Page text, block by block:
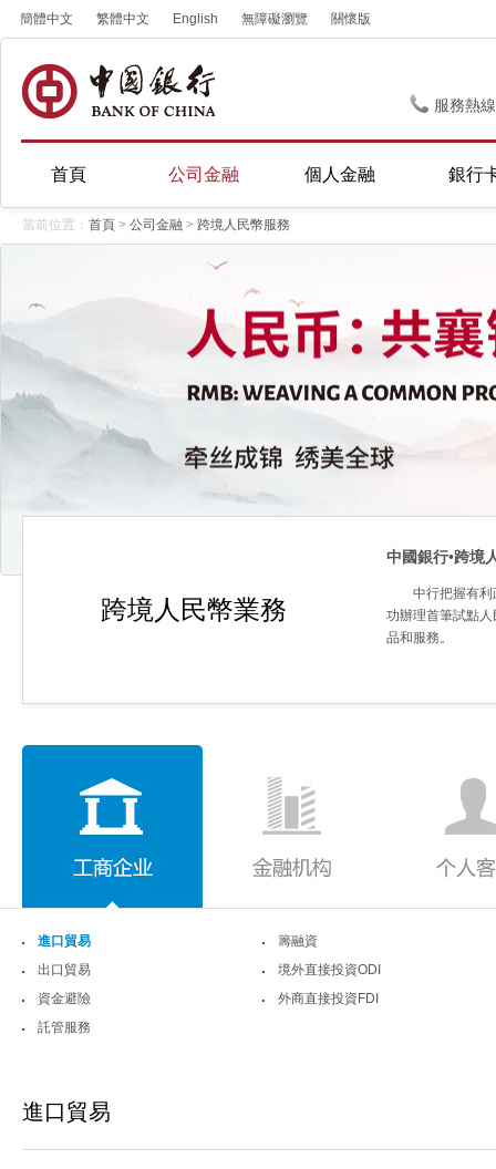
簡體中文 繁體中文 English 無障礙瀏覽 關懷版
服務熱
首頁 公司金融 個人金融 銀行
當前位置： 首頁 > 公司金融 > 跨境人民幣服務
跨境人民幣業務
中國銀行•跨境
中行把握有
功辦理首筆試點
品和服務。
進口貿易
籌融資
出口貿易
境外直接投資ODI
資金避險
外商直接投資FDI
託管服務
進口貿易